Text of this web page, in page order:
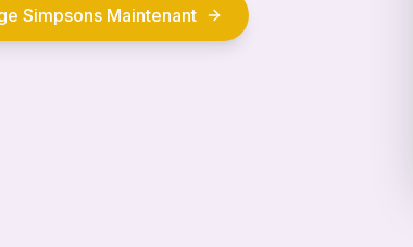
Simpsons Maintenant